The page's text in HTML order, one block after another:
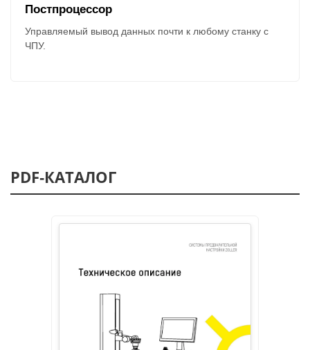
Постпроцессор
Управляемый вывод данных почти к любому станку с
ЧПУ.
PDF‑КАТАЛОГ